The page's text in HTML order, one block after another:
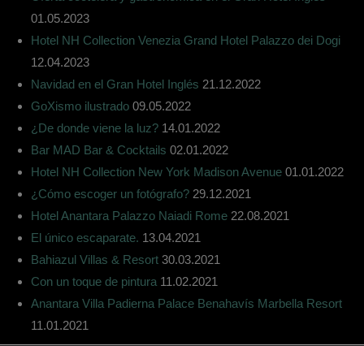
01.05.2023
Hotel NH Collection Venezia Grand Hotel Palazzo dei Dogi
12.04.2023
Navidad en el Gran Hotel Inglés 21.12.2022
GoXismo ilustrado 09.05.2022
¿De donde viene la luz? 14.01.2022
Bar MAD Bar & Cocktails 02.01.2022
Hotel NH Collection New York Madison Avenue 01.01.2022
¿Cómo escoger un fotógrafo? 29.12.2021
Hotel Anantara Palazzo Naiadi Rome 22.08.2021
El único escaparate. 13.04.2021
Bahiazul Villas & Resort 30.03.2021
Con un toque de pintura 11.02.2021
Anantara Villa Padierna Palace Benahavís Marbella Resort
11.01.2021